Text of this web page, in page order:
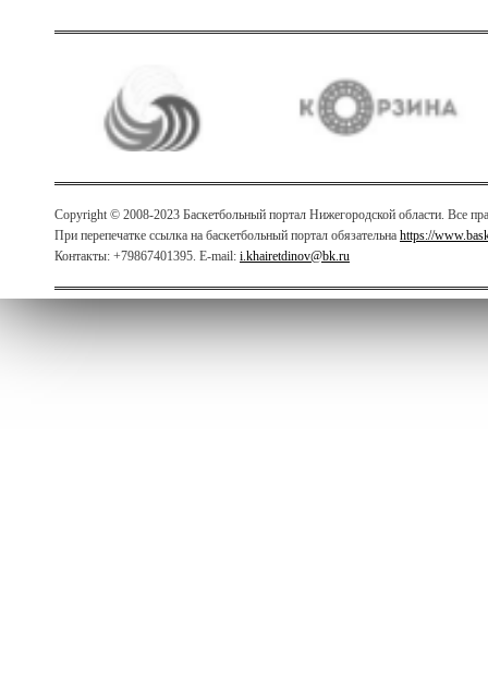
Copyright © 2008-2023 Баскетбольный портал Нижегородской области. Все
При перепечатке ссылка на баскетбольный портал обязательна https://
Контакты: +79867401395. E-mail: i.khairetdinov@bk.ru